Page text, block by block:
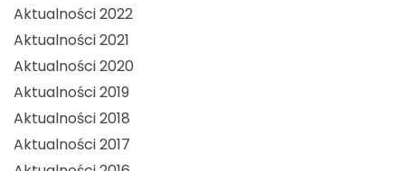
Aktualności 2022
Aktualności 2021
Aktualności 2020
Aktualności 2019
Aktualności 2018
Aktualności 2017